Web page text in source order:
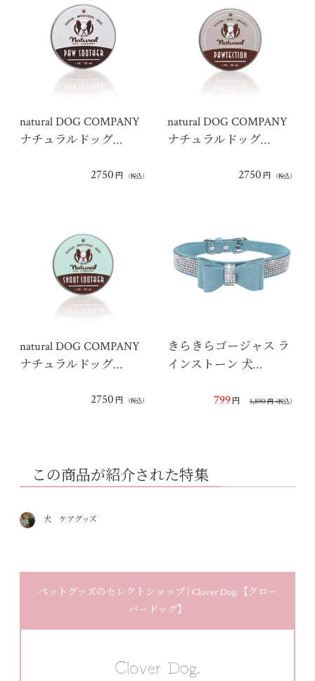
natural DOG COMPANY
ナチュラルドッグ…
2750 円 （税込）
natural DOG COMPANY
ナチュラルドッグ…
2750 円 （税込）
natural DOG COMPANY
ナチュラルドッグ…
2750 円 （税込）
きらきらゴージャス ラ
インストーン 犬…
1,890円（税込）
799円
この商品が紹介された特集
犬 ケアグッズ
ペットグッズのセレクトショップ | Clover Dog.【クロー
バードッグ】